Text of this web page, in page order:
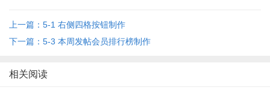
上一篇：5-1 右侧四格按钮制作
下一篇：5-3 本周发帖会员排行榜制作
相关阅读